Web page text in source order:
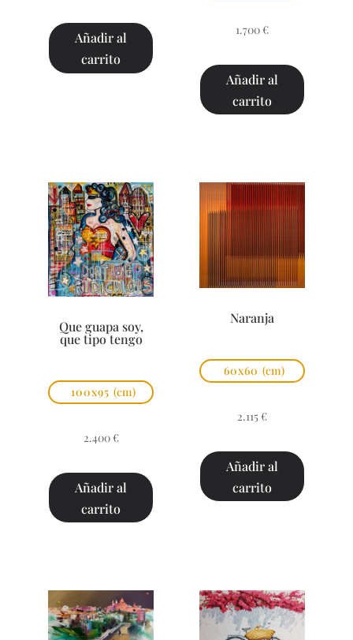
Añadir al
carrito
1.700 €
Añadir al
carrito
Que guapa soy,
que tipo tengo
100x95 (cm)
2.400 €
Añadir al
carrito
Naranja
60x60 (cm)
2.115 €
Añadir al
carrito